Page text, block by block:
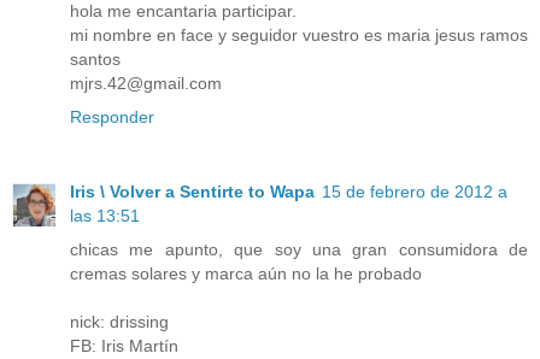
hola me encantaria participar.
mi nombre en face y seguidor vuestro es maria jesus ramos
santos
mjrs.42@gmail.com
Responder
Iris \ Volver a Sentirte to Wapa 15 de febrero de 2012 a
las 13:51
chicas me apunto, que soy una gran consumidora de
cremas solares y marca aún no la he probado
nick: drissing
FB: Iris Martín